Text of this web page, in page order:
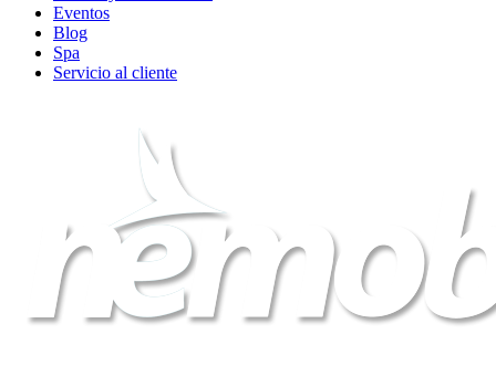
Eventos
Blog
Spa
Servicio al cliente